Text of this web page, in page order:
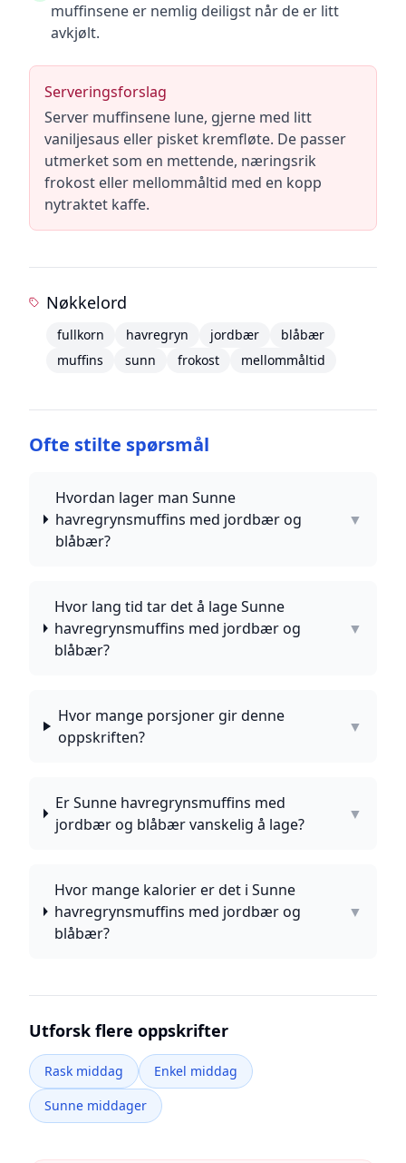
muffinsene er nemlig deiligst når de er litt
avkjølt.
Serveringsforslag
Server muffinsene lune, gjerne med litt
vaniljesaus eller pisket kremfløte. De passer
utmerket som en mettende, næringsrik
frokost eller mellommåltid med en kopp
nytraktet kaffe.
Nøkkelord
fullkorn havregryn jordbær
blåbær
muffins
sunn frokost mellommåltid
Ofte stilte spørsmål
Hvordan lager man Sunne
havregrynsmuffins med jordbær og
blåbær?
▼
Hvor lang tid tar det å lage Sunne
havregrynsmuffins med jordbær og
blåbær?
▼
Hvor mange porsjoner gir denne
oppskriften?
▼
Er Sunne havregrynsmuffins med
jordbær og blåbær vanskelig å lage?
▼
Hvor mange kalorier er det i Sunne
havregrynsmuffins med jordbær og
blåbær?
▼
Utforsk flere oppskrifter
Rask middag
Enkel middag
Sunne middager